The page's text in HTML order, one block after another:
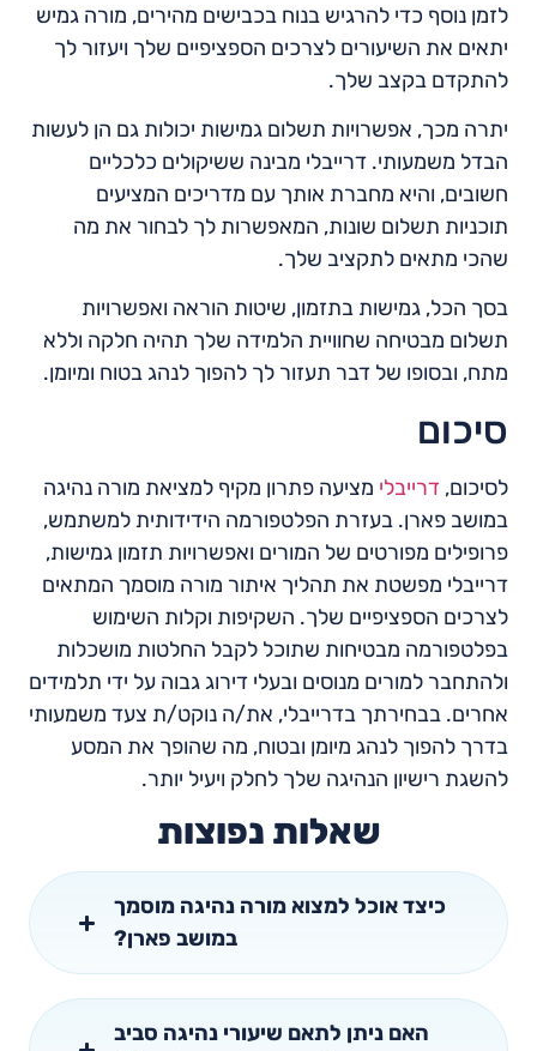
לזמן נוסף כדי להרגיש בנוח בכבישים מהירים, מורה גמיש
יתאים את השיעורים לצרכים הספציפיים שלך ויעזור לך
להתקדם בקצב שלך.
יתרה מכך, אפשרויות תשלום גמישות יכולות גם הן לעשות
הבדל משמעותי. דרייבלי מבינה ששיקולים כלכליים
חשובים, והיא מחברת אותך עם מדריכים המציעים
תוכניות תשלום שונות, המאפשרות לך לבחור את מה
שהכי מתאים לתקציב שלך.
בסך הכל, גמישות בתזמון, שיטות הוראה ואפשרויות
תשלום מבטיחה שחוויית הלמידה שלך תהיה חלקה וללא
מתח, ובסופו של דבר תעזור לך להפוך לנהג בטוח ומיומן.
סיכום
לסיכום, דרייבלי מציעה פתרון מקיף למציאת מורה נהיגה
במושב פארן. בעזרת הפלטפורמה הידידותית למשתמש,
פרופילים מפורטים של המורים ואפשרויות תזמון גמישות,
דרייבלי מפשטת את תהליך איתור מורה מוסמך המתאים
לצרכים הספציפיים שלך. השקיפות וקלות השימוש
בפלטפורמה מבטיחות שתוכל לקבל החלטות מושכלות
ולהתחבר למורים מנוסים ובעלי דירוג גבוה על ידי תלמידים
אחרים. בבחירתך בדרייבלי, את/ה נוקט/ת צעד משמעותי
בדרך להפוך לנהג מיומן ובטוח, מה שהופך את המסע
להשגת רישיון הנהיגה שלך לחלק ויעיל יותר.
שאלות נפוצות
כיצד אוכל למצוא מורה נהיגה מוסמך
במושב פארן?
האם ניתן לתאם שיעורי נהיגה סביב